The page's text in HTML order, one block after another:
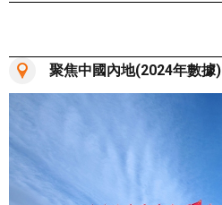
聚焦中國內地(2024年數據)